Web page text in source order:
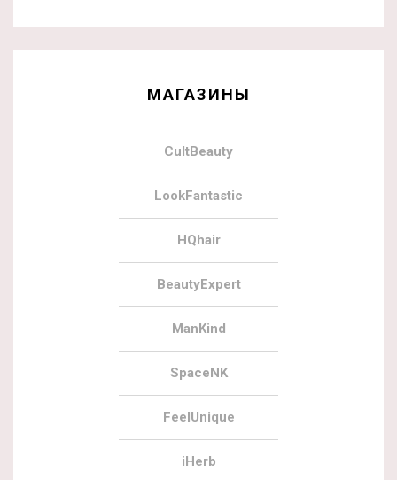
МАГАЗИНЫ
CultBeauty
LookFantastic
HQhair
BeautyExpert
ManKind
SpaceNK
FeelUnique
iHerb